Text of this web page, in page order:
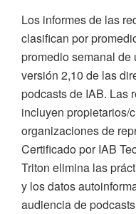
Los informes de las
clasifican por
promedio semanal de
versión 2,10 de las
podcasts de IAB. Las
incluyen propietarios/
organizaciones de
Certificado por IAB
Triton elimina las
y los datos
audiencia de